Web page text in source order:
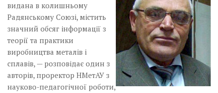
видана в колишньому
Радянському Союзі, містить
значний обсяг інформації з
теорії та практики
виробництва металів і
сплавів, — розповідає один з
авторів, проректор НМетАУ з
науково-педагогічної роботи,